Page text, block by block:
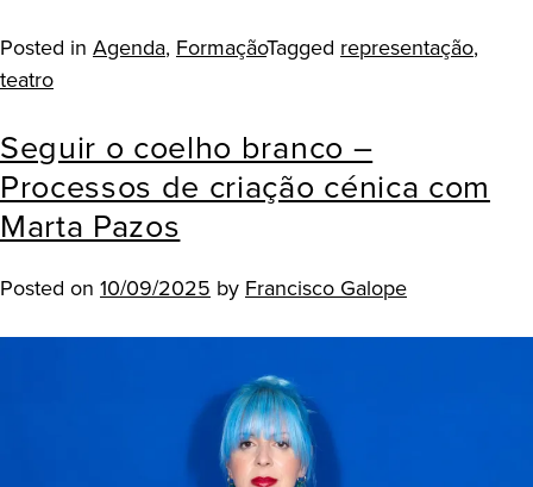
Posted in Agenda, FormaçãoTagged representação,
teatro
Seguir o coelho branco –
Processos de criação cénica com
Marta Pazos
Posted on 10/09/2025 by Francisco Galope